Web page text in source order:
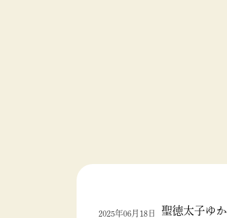
2025年06月18日 聖徳太子ゆ